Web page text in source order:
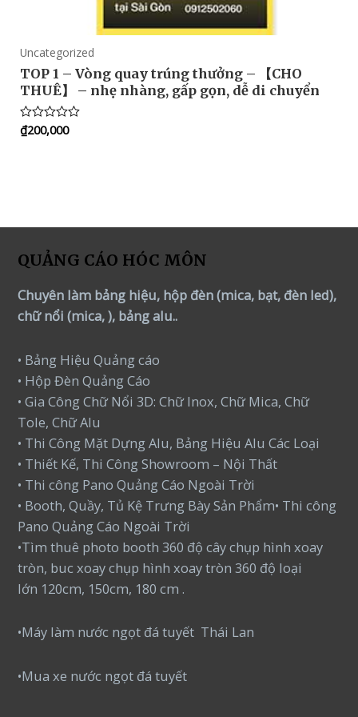
Uncategorized
TOP 1 – Vòng quay trúng thưởng – 【CHO
THUÊ】 – nhẹ nhàng, gấp gọn, dễ di chuyển
Rated
0
₫200,000
QUẢNG CÁO HÓC MÔN
Chuyên làm bảng hiệu, hộp đèn (mica, bạt, đèn led),
chữ nổi (mica, ), bảng alu..
• Bảng Hiệu Quảng cáo
• Hộp Đèn Quảng Cáo
• Gia Công Chữ Nổi 3D: Chữ Inox, Chữ Mica, Chữ
Tole, Chữ Alu
• Thi Công Mặt Dựng Alu, Bảng Hiệu Alu Các Loại
• Thiết Kế, Thi Công Showroom – Nội Thất
• Thi công Pano Quảng Cáo Ngoài Trời
• Booth, Quầy, Tủ Kệ Trưng Bày Sản Phẩm• Thi công
Pano Quảng Cáo Ngoài Trời
•Tìm thuê photo booth 360 độ cây chụp hình xoay
tròn, buc xoay chụp hình xoay tròn 360 độ loại
lớn 120cm, 150cm, 180 cm .
•Máy làm nước ngọt đá tuyết Thái Lan
•Mua xe nước ngọt đá tuyết